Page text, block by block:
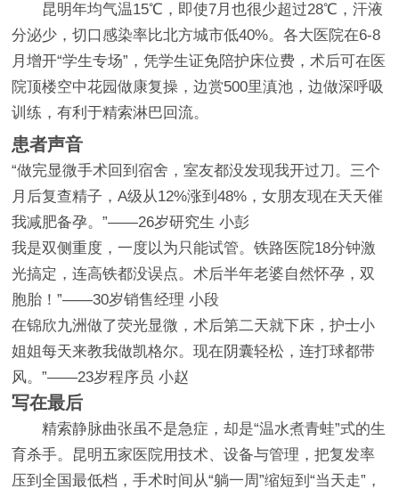
昆明年均气温15℃，即使7月也很少超过28℃，汗液
分泌少，切口感染率比北方城市低40%。各大医院在6-8
月增开“学生专场”，凭学生证免陪护床位费，术后可在医
院顶楼空中花园做康复操，边赏500里滇池，边做深呼吸
训练，有利于精索淋巴回流。
患者声音
“做完显微手术回到宿舍，室友都没发现我开过刀。三个
月后复查精子，A级从12%涨到48%，女朋友现在天天催
我减肥备孕。”——26岁研究生 小彭
我是双侧重度，一度以为只能试管。铁路医院18分钟激
光搞定，连高铁都没误点。术后半年老婆自然怀孕，双
胞胎！”——30岁销售经理 小段
在锦欣九洲做了荧光显微，术后第二天就下床，护士小
姐姐每天来教我做凯格尔。现在阴囊轻松，连打球都带
风。”——23岁程序员 小赵
写在最后
精索静脉曲张虽不是急症，却是“温水煮青蛙”式的生
育杀手。昆明五家医院用技术、设备与管理，把复发率
压到全国最低档，手术时间从“躺一周”缩短到“当天走”，